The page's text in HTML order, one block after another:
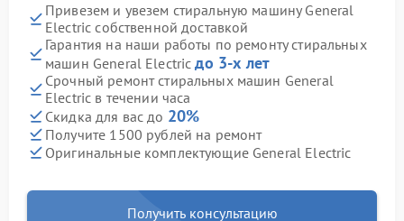
Привезем и увезем стиральную машину General
Electric собственной доставкой
Гарантия на наши работы по ремонту стиральных
машин General Electricдо 3-х лет
Срочный ремонт стиральных машин General
Electric в течении часа
Скидка для вас до 20%
Получите 1500 рублей на ремонт
Оригинальные комплектующие General Electric
Получить консультацию